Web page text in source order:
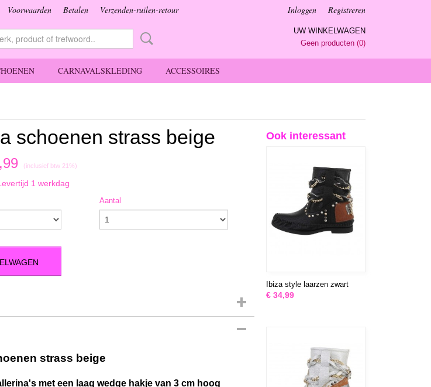
Voorwaarden Betalen Verzenden-ruilen-retour Inloggen Registreren
UW WINKELWAGEN
Geen producten (0)
CARNAVALSKLEDING ACCESSOIRES
schoenen strass beige
(inclusief btw 21%)
1 werkdag
Aantal
strass beige
met een laag wedge hakje van 3 cm hoog
Ook interessant
Ibiza style laarzen zwart
€ 34,99